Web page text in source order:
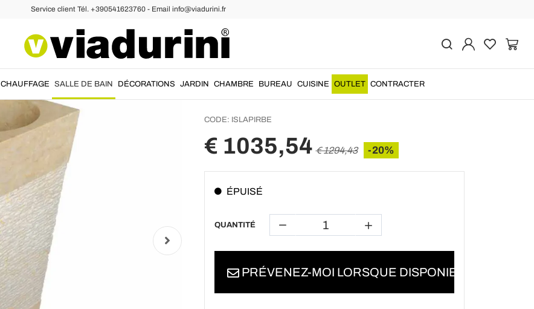
Service client Tél. +390541623760 - Email info@viadurini.fr
CHAUFFAGE SALLE DE BAIN DÉCORATIONS JARDIN CHAMBRE BUREAU CUISINE OUTLET CONTRACTER
Lavabo colonne pyramidal en
pierre naturelle beige modèle
Nias
CODE: ISLAPIRBE
€ 1035,54 € 1294,43 -20%
ÉPUISÉ
QUANTITÉ
PRÉVENEZ-MOI LORSQUE DISPONIBLE